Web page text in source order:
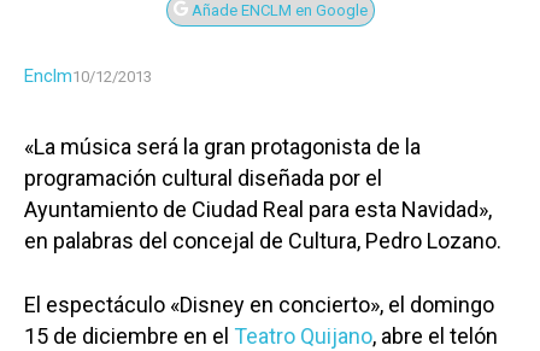
Añade ENCLM en Google
Enclm10/12/2013
«La música será la gran protagonista de la
programación cultural diseñada por el
Ayuntamiento de Ciudad Real para esta Navidad»,
en palabras del concejal de Cultura, Pedro Lozano.
El espectáculo «Disney en concierto», el domingo
15 de diciembre en el Teatro Quijano, abre el telón